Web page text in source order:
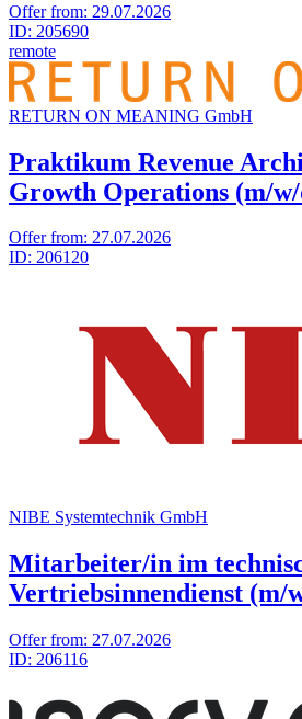
Offer from: 29.07.2026
ID: 205690
remote
RETURN ON MEA­NING GmbH
Praktikum Revenue
Growth Operations (m/
Offer from: 27.07.2026
ID: 206120
NIBE Systemtechnik GmbH
Mitarbeiter/in im
Vertriebsinnendienst (m/
Offer from: 27.07.2026
ID: 206116